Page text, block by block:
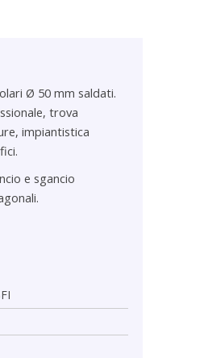
Ø 50 mm saldati.
trova
impiantistica
e sgancio